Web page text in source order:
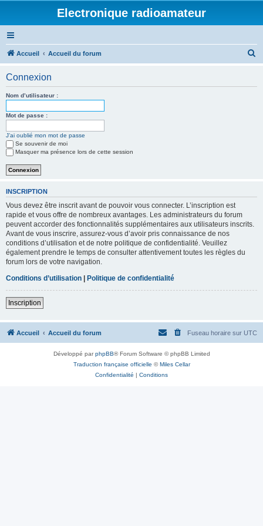
Electronique radioamateur
Accueil Accueil du forum
Connexion
Nom d’utilisateur :
Mot de passe :
J’ai oublié mon mot de passe
Se souvenir de moi
Masquer ma présence lors de cette session
INSCRIPTION
Vous devez être inscrit avant de pouvoir vous connecter. L’inscription est
rapide et vous offre de nombreux avantages. Les administrateurs du forum
peuvent accorder des fonctionnalités supplémentaires aux utilisateurs inscrits.
Avant de vous inscrire, assurez-vous d’avoir pris connaissance de nos
conditions d’utilisation et de notre politique de confidentialité. Veuillez
également prendre le temps de consulter attentivement toutes les règles du
forum lors de votre navigation.
Conditions d’utilisation | Politique de confidentialité
Inscription
Accueil Accueil du forum Fuseau horaire sur UTC
Développé parphpBB® Forum Software © phpBB Limited
Traduction française officielle ©Miles Cellar
Confidentialité | Conditions